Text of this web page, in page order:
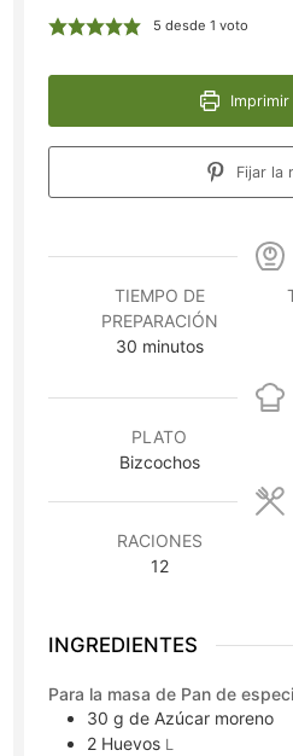
5 desde 1 voto
Fijar la
TIEMPO DE
PREPARACIÓN
30minutos
minutos
PLATO
Bizcochos
RACIONES
12
INGREDIENTES
Para la masa de Pan de
30 g de Azúcar moreno
2 Huevos L